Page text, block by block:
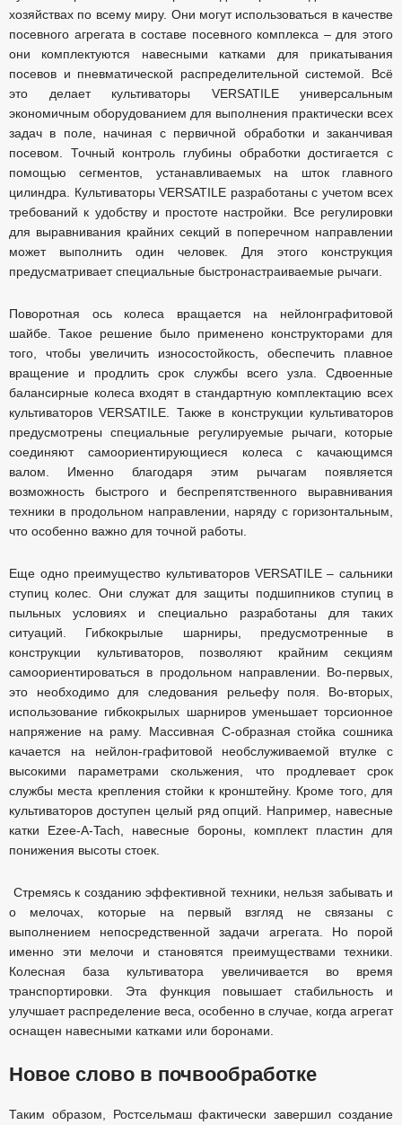
хозяйствах по всему миру. Они могут использоваться в качестве
посевного агрегата в составе посевного комплекса – для этого
они комплектуются навесными катками для прикатывания
посевов и пневматической распределительной системой. Всё
это делает культиваторы VERSATILE универсальным
экономичным оборудованием для выполнения практически всех
задач в поле, начиная с первичной обработки и заканчивая
посевом. Точный контроль глубины обработки достигается с
помощью сегментов, устанавливаемых на шток главного
цилиндра. Культиваторы VERSATILE разработаны с учетом всех
требований к удобству и простоте настройки. Все регулировки
для выравнивания крайних секций в поперечном направлении
может выполнить один человек. Для этого конструкция
предусматривает специальные быстронастраиваемые рычаги.
Поворотная ось колеса вращается на нейлонграфитовой
шайбе. Такое решение было применено конструкторами для
того, чтобы увеличить износостойкость, обеспечить плавное
вращение и продлить срок службы всего узла. Сдвоенные
балансирные колеса входят в стандартную комплектацию всех
культиваторов VERSATILE. Также в конструкции культиваторов
предусмотрены специальные регулируемые рычаги, которые
соединяют самоориентирующиеся колеса с качающимся
валом. Именно благодаря этим рычагам появляется
возможность быстрого и беспрепятственного выравнивания
техники в продольном направлении, наряду с горизонтальным,
что особенно важно для точной работы.
Еще одно преимущество культиваторов VERSATILE – сальники
ступиц колес. Они служат для защиты подшипников ступиц в
пыльных условиях и специально разработаны для таких
ситуаций. Гибкокрылые шарниры, предусмотренные в
конструкции культиваторов, позволяют крайним секциям
самоориентироваться в продольном направлении. Во-первых,
это необходимо для следования рельефу поля. Во-вторых,
использование гибкокрылых шарниров уменьшает торсионное
напряжение на раму. Массивная С-образная стойка сошника
качается на нейлон-графитовой необслуживаемой втулке с
высокими параметрами скольжения, что продлевает срок
службы места крепления стойки к кронштейну. Кроме того, для
культиваторов доступен целый ряд опций. Например, навесные
катки Ezee-A-Tach, навесные бороны, комплект пластин для
понижения высоты стоек.
Стремясь к созданию эффективной техники, нельзя забывать и
о мелочах, которые на первый взгляд не связаны с
выполнением непосредственной задачи агрегата. Но порой
именно эти мелочи и становятся преимуществами техники.
Колесная база культиватора увеличивается во время
транспортировки. Эта функция повышает стабильность и
улучшает распределение веса, особенно в случае, когда агрегат
оснащен навесными катками или боронами.
Новое слово в почвообработке
Таким образом, Ростсельмаш фактически завершил создание